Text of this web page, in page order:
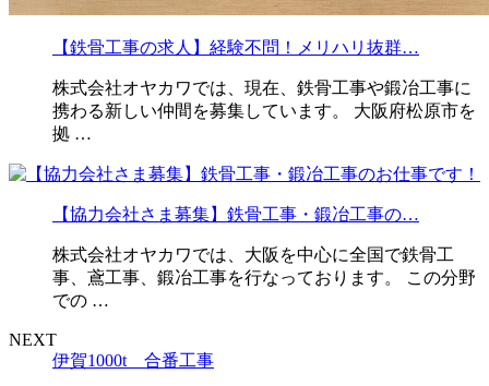
【鉄骨工事の求人】経験不問！メリハリ抜群…
株式会社オヤカワでは、現在、鉄骨工事や鍛冶工事に
携わる新しい仲間を募集しています。 大阪府松原市を
拠 …
【協力会社さま募集】鉄骨工事・鍛冶工事の…
株式会社オヤカワでは、大阪を中心に全国で鉄骨工
事、鳶工事、鍛冶工事を行なっております。 この分野
での …
NEXT
伊賀1000t 合番工事